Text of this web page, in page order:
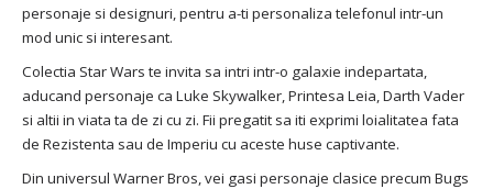
personaje si designuri, pentru a-ti personaliza telefonul intr-un
mod unic si interesant.
Colectia Star Wars te invita sa intri intr-o galaxie indepartata,
aducand personaje ca Luke Skywalker, Printesa Leia, Darth Vader
si altii in viata ta de zi cu zi. Fii pregatit sa iti exprimi loialitatea fata
de Rezistenta sau de Imperiu cu aceste huse captivante.
Din universul Warner Bros, vei gasi personaje clasice precum Bugs